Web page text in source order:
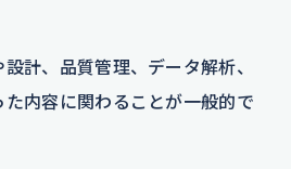
計、品質管理、データ解析、
内容に関わることが一般的で